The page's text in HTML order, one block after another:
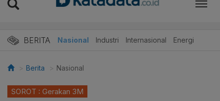
BERITA Nasional Industri Internasional Energi
Berita Nasional
SOROT : Gerakan 3M